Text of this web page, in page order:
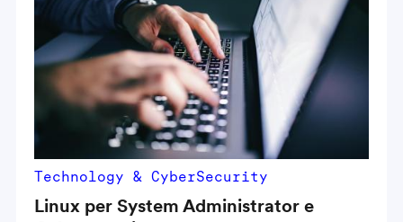
Technology & CyberSecurity
Linux per System Administrator e